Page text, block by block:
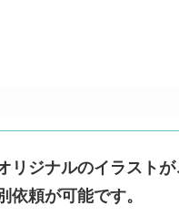
リジナルのイラスト
依頼が可能です。